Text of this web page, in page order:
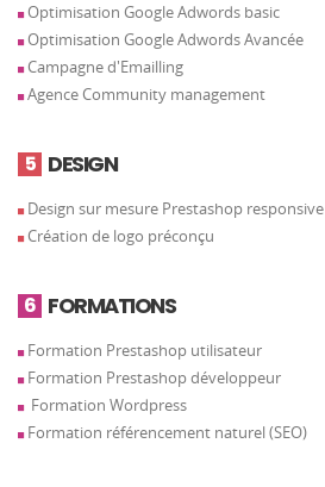
Optimisation Google Adwords basic
Optimisation Google Adwords Avancée
Campagne d'Emailling
Agence Community management
5 DESIGN
Design sur mesure Prestashop responsive
Création de logo préconçu
6 FORMATIONS
Formation Prestashop utilisateur
Formation Prestashop développeur
Formation Wordpress
Formation référencement naturel (SEO)